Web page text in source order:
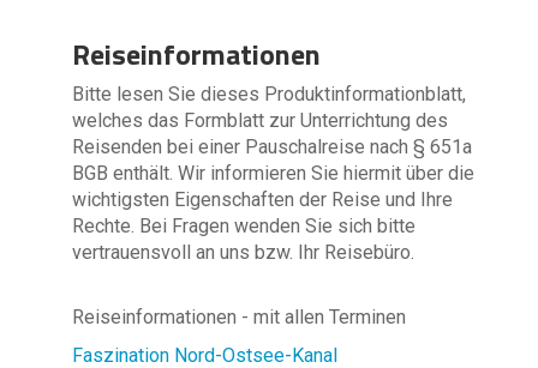
Reiseinformationen
Bitte lesen Sie dieses Produktinformationblatt,
welches das Formblatt zur Unterrichtung des
Reisenden bei einer Pauschalreise nach § 651a
BGB enthält. Wir informieren Sie hiermit über die
wichtigsten Eigenschaften der Reise und Ihre
Rechte. Bei Fragen wenden Sie sich bitte
vertrauensvoll an uns bzw. Ihr Reisebüro.
Reiseinformationen - mit allen Terminen
Faszination Nord-Ostsee-Kanal